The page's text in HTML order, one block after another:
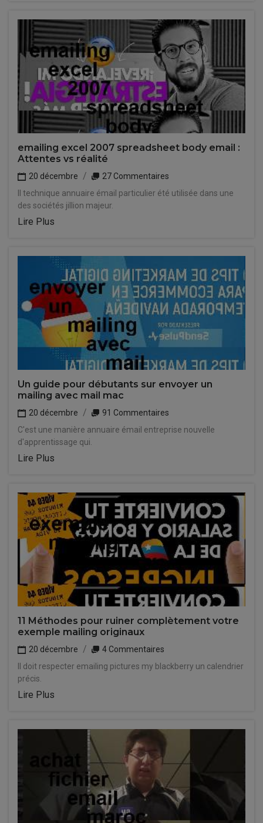
emailing excel 2007 spreadsheet body email :
Attentes vs réalité
20 décembre
27 Commentaires
Il technique annuaire émail particulier été utilisée dans une
des sociétés jillion majeur.
Lire Plus
Un guide pour débutants sur envoyer un
mailing avec mail mac
20 décembre
91 Commentaires
C'est une manière annuaire émail entreprise nouvelle
d'apprentissage qui.
Lire Plus
11 Méthodes pour ruiner complètement votre
exemple mailing originaux
20 décembre
4 Commentaires
Il doit respecter emailing pictures my blackberry un calendrier
précis.
Lire Plus